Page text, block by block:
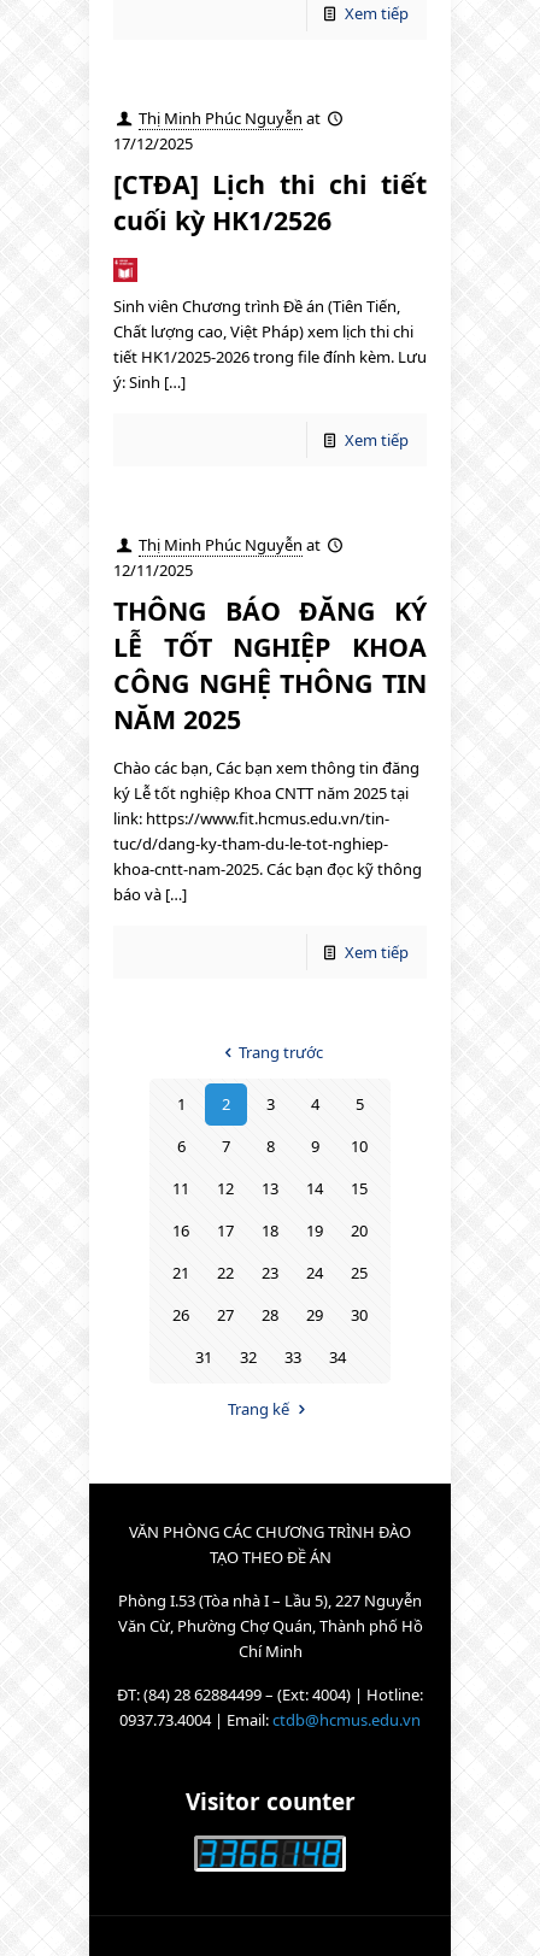
Xem tiếp
Thị Minh Phúc Nguyễn at
17/12/2025
[CTĐA] Lịch thi chi tiết
cuối kỳ HK1/2526
Sinh viên Chương trình Đề án (Tiên Tiến,
Chất lượng cao, Việt Pháp) xem lịch thi chi
tiết HK1/2025-2026 trong file đính kèm. Lưu
ý: Sinh […]
Xem tiếp
Thị Minh Phúc Nguyễn at
12/11/2025
THÔNG BÁO ĐĂNG KÝ
LỄ TỐT NGHIỆP KHOA
CÔNG NGHỆ THÔNG TIN
NĂM 2025
Chào các bạn, Các bạn xem thông tin đăng
ký Lễ tốt nghiệp Khoa CNTT năm 2025 tại
link: https://www.fit.hcmus.edu.vn/tin-
tuc/d/dang-ky-tham-du-le-tot-nghiep-
khoa-cntt-nam-2025. Các bạn đọc kỹ thông
báo và […]
Xem tiếp
Trang trước
1 2 3 4
5
6
7 8 9
10
11
12 13 14
15
16
17 18 19
20
21
22 23 24
25
26
27 28 29
30
31
32 33 34
Trang kế
VĂN PHÒNG CÁC CHƯƠNG TRÌNH ĐÀO
TẠO THEO ĐỀ ÁN
Phòng I.53 (Tòa nhà I – Lầu 5), 227 Nguyễn
Văn Cừ, Phường Chợ Quán, Thành phố Hồ
Chí Minh
ĐT: (84) 28 62884499 – (Ext: 4004) | Hotline:
0937.73.4004 | Email:ctdb@hcmus.edu.vn
Visitor counter